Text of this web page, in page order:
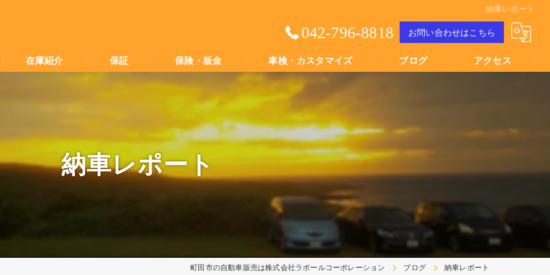
納車レポート
042-796-8818 お問い合わせはこちら
在庫紹介 保証 保険・板金 車検・カスタマイズ ブログ
Youtube動画
アクセス
納車レポート
町田市の自動車販売は株式会社ラポールコーポレーション ブログ 納車レポート